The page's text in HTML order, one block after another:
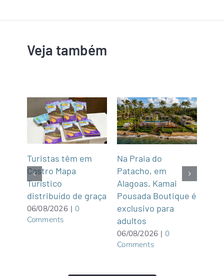
Veja também
Turistas têm em
Castro Mapa
Turístico
distribuído de graça
06/08/2026 | 0
Comments
Na Praia do
Patacho, em
Alagoas, Kamai
Pousada Boutique é
exclusivo para
adultos
06/08/2026 | 0
Comments